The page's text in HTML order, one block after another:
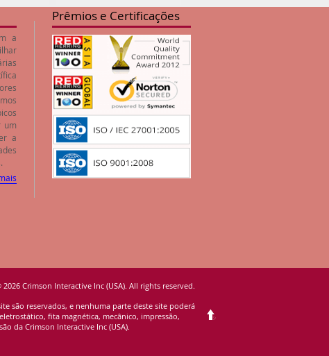
a
um
a
Prêmios e Certificações
2026 Crimson Interactive Inc (USA). All rights reserved.
são reservados, e nenhuma parte deste site poderá
fita magnética, mecânico, impressão,
da Crimson Interactive Inc (USA).